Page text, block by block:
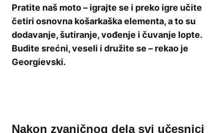
Pratite naš moto – igrajte se i preko igre učite
četiri osnovna košarkaška elementa, a to su
dodavanje, šutiranje, vođenje i čuvanje lopte.
Budite srećni, veseli i družite se – rekao je
Georgievski.
Nakon zvaničnog dela svi učesnici